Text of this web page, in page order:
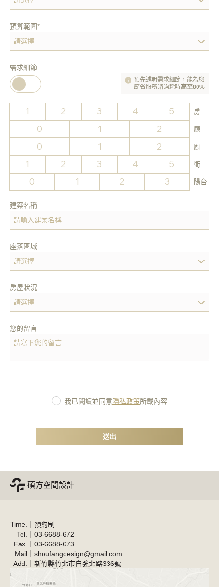
預算範圍*
需求細節
預先述明需求細節，能為您
節省服務諮詢耗時高至80%
1 2 3 4 5 房
0 1 2 廳
0 1 2 廚
1 2 3 4 5 衛
0 1 2 3 陽台
建案名稱
座落區域
房屋狀況
您的留言
我已閱讀並同意隱私政策所載內容
碩方空間設計
Time.
預約制
Tel.
03-6688-672
Fax.
03-6688-673
Mail
shoufangdesign@gmail.com
Add.
新竹縣竹北市自強北路336號